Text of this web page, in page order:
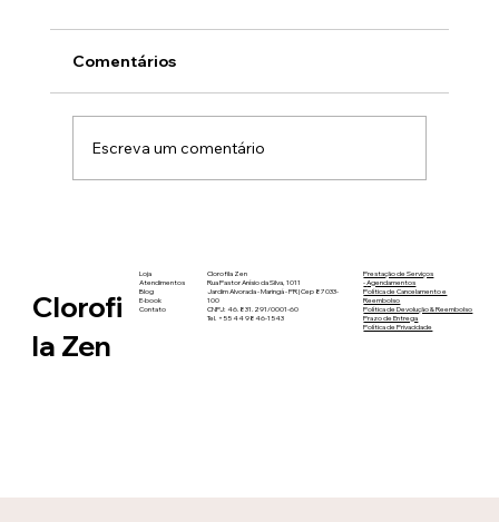
Comentários
Escreva um comentário
Clorofi
la Zen
Loja
Atendimentos
Blog
E-book
Contato
Clorofila Zen
Rua Pastor Anísio da Silva, 1011
Jardim Alvorada - Maringá - PR | Cep 87033-
100
CNPJ: 46.831.291/0001-60
Tel. +55 44 9846-1543
Prestação de Serviços
-Agendamentos
Política de Cancelamento e
Reembolso
Política de Devolução & Reembolso
Prazo de Entrega
Política de Privacidade